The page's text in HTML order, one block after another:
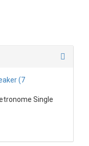
Single